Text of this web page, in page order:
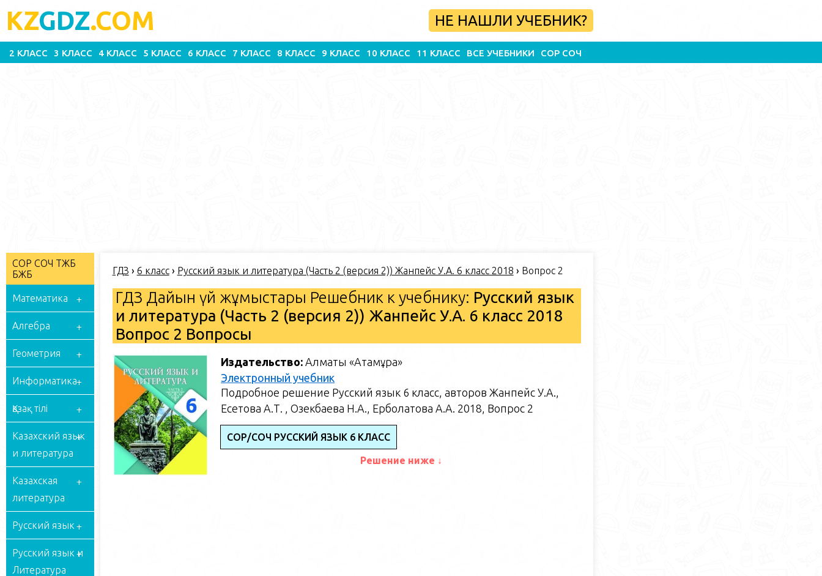
KZGDZ.COM НЕ НАШЛИ УЧЕБНИК?
2 КЛАСС 3 КЛАСС 4 КЛАСС 5 КЛАСС 6 КЛАСС 7 КЛАСС 8 КЛАСС 9 КЛАСС 10 КЛАСС 11 КЛАСС ВСЕ УЧЕБНИКИ СОР СОЧ
СОР СОЧ ТЖБ
БЖБ
Математика
Алгебра
Геометрия
Информатика
Қазақ тілі
Казахский язык
и литература
Казахская
литература
Русский язык
Русский язык и
Литература
ГДЗ › 6 класс› Русский язык и литература (Часть 2 (версия 2)) Жанпейс У.А. 6 класс 2018 › Вопрос 2
ГДЗ Дайын үй жұмыстары Решебник к учебнику: Русский язык
и литература (Часть 2 (версия 2)) Жанпейс У.А. 6 класс 2018
Вопрос 2 Вопросы
Издательство:Алматы «Атамұра»
Электронный учебник
Подробное решение Русский язык 6 класс, авторов Жанпейс У.А.,
Есетова А.Т. , Озекбаева Н.А., Ерболатова А.А. 2018, Вопрос 2
СОР/СОЧ РУССКИЙ ЯЗЫК 6 КЛАСС
Решение ниже ↓